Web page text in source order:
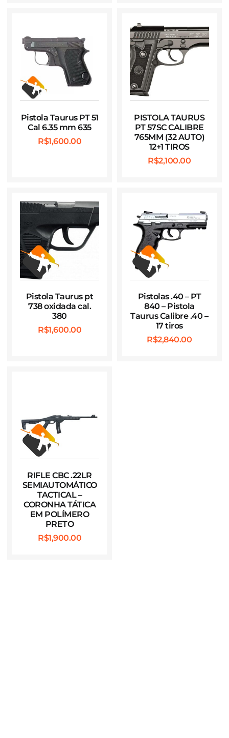
Pistola Taurus PT 51
Cal 6.35 mm 635
R$1,600.00
PISTOLA TAURUS
PT 57SC CALIBRE
765MM (32 AUTO)
12+1 TIROS
R$2,100.00
Pistola Taurus pt
738 oxidada cal.
380
R$1,600.00
Pistolas .40 – PT
840 – Pistola
Taurus Calibre .40 –
17 tiros
R$2,840.00
RIFLE CBC .22LR
SEMIAUTOMÁTICO
TACTICAL –
CORONHA TÁTICA
EM POLÍMERO
PRETO
R$1,900.00